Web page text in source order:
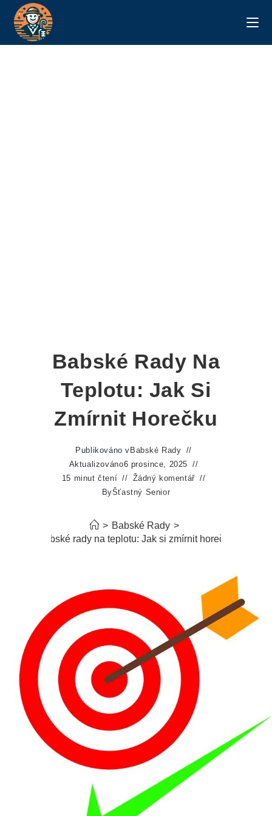
Babské Rady Na
Teplotu: Jak Si
Zmírnit Horečku
Publikováno v Babské Rady
Aktualizováno6 prosince, 2025
15 minut čtení
Žádný komentář
ByŠťastný Senior
> Babské Rady >
Babské rady na teplotu: Jak si zmírnit horečku